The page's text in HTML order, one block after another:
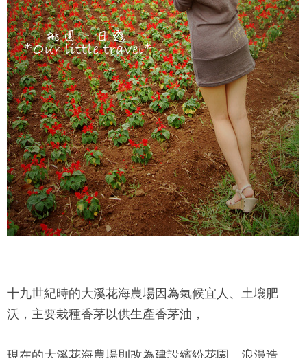
十九世紀時的大溪花海農場因為氣候宜人、土壤肥
沃，主要栽種香茅以供生產香茅油，